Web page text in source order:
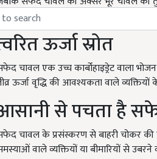
लाभ प्रदान करता है, खासकर कुछ
ऊर्जा स्रोत
चावल एक उच्च कार्बोहाइड्रेट वाला
ऊर्जा वृद्धि की आवश्यकता वाले
से पचता है
चावल के प्रसंस्करण से बाहरी चोकर की
वाले व्यक्तियों या बीमारियों से